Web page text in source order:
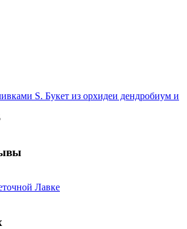
S. Букет из орхидеи дендробиум и
Лавке